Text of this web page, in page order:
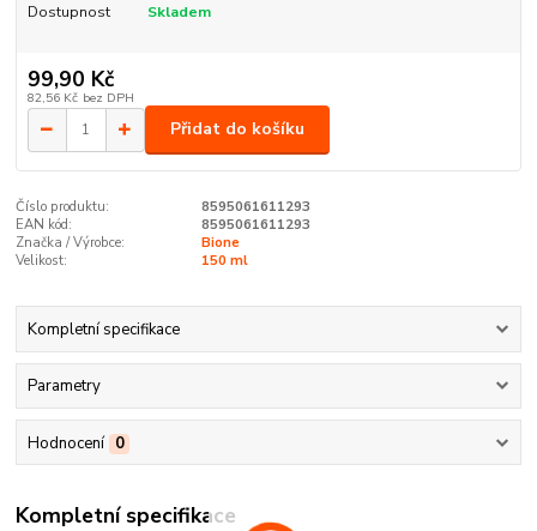
Dostupnost Skladem
99,90 Kč
82,56 Kč bez DPH
Přidat do košíku
Číslo produktu:
8595061611293
EAN kód:
8595061611293
Značka / Výrobce:
Bione
Velikost:
150 ml
Kompletní specifikace
Parametry
Hodnocení 0
Kompletní specifikace